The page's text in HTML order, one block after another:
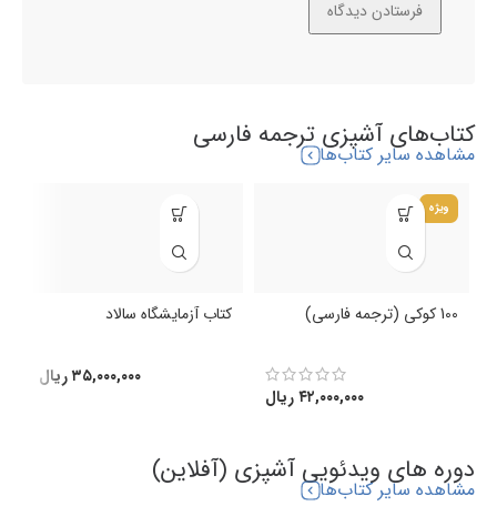
کتاب‌های آشپزی ترجمه فارسی
مشاهده سایر کتاب‌ها
ویژه
100 کوکی (ترجمه فارسی)
۴۲,۰۰۰,۰۰۰ریال
کتاب آزمایشگاه سالاد
۳۵,۰۰۰,۰۰۰ریال
دوره های ویدئویی آشپزی (آفلاین)
مشاهده سایر کتاب‌ها